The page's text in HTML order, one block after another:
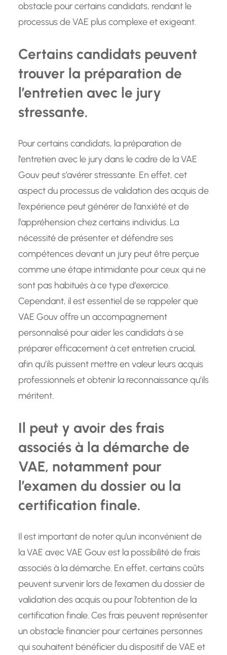
obstacle pour certains candidats, rendant le
processus de VAE plus complexe et exigeant.
Certains candidats peuvent
trouver la préparation de
l’entretien avec le jury
stressante.
Pour certains candidats, la préparation de
l’entretien avec le jury dans le cadre de la VAE
Gouv peut s’avérer stressante. En effet, cet
aspect du processus de validation des acquis de
l’expérience peut générer de l’anxiété et de
l’appréhension chez certains individus. La
nécessité de présenter et défendre ses
compétences devant un jury peut être perçue
comme une étape intimidante pour ceux qui ne
sont pas habitués à ce type d’exercice.
Cependant, il est essentiel de se rappeler que
VAE Gouv offre un accompagnement
personnalisé pour aider les candidats à se
préparer efficacement à cet entretien crucial,
afin qu’ils puissent mettre en valeur leurs acquis
professionnels et obtenir la reconnaissance qu’ils
méritent.
Il peut y avoir des frais
associés à la démarche de
VAE, notamment pour
l’examen du dossier ou la
certification finale.
Il est important de noter qu’un inconvénient de
la VAE avec VAE Gouv est la possibilité de frais
associés à la démarche. En effet, certains coûts
peuvent survenir lors de l’examen du dossier de
validation des acquis ou pour l’obtention de la
certification finale. Ces frais peuvent représenter
un obstacle financier pour certaines personnes
qui souhaitent bénéficier du dispositif de VAE et